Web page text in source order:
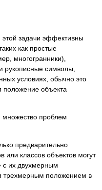
задачи эффективны
как простые
многогранники),
рукописные символы,
условиях, обычно это
объекта
множество проблем
предварительно
или классов объектов могут
с их двухмерным
трехмерным положением в